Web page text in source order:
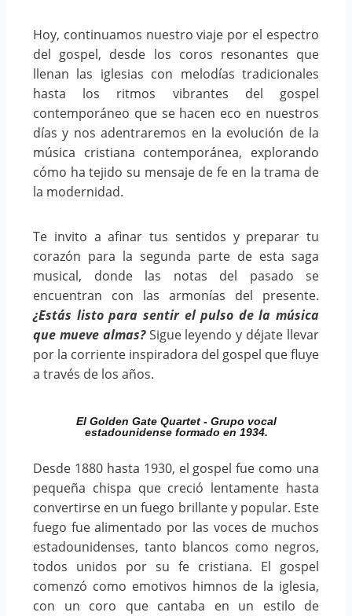
Hoy, continuamos nuestro viaje por el espectro
del gospel, desde los coros resonantes que
llenan las iglesias con melodías tradicionales
hasta los ritmos vibrantes del gospel
contemporáneo que se hacen eco en nuestros
días y nos adentraremos en la evolución de la
música cristiana contemporánea, explorando
cómo ha tejido su mensaje de fe en la trama de
la modernidad.
Te invito a afinar tus sentidos y preparar tu
corazón para la segunda parte de esta saga
musical, donde las notas del pasado se
encuentran con las armonías del presente.
¿Estás listo para sentir el pulso de la música
que mueve almas?Sigue leyendo y déjate llevar
por la corriente inspiradora del gospel que fluye
a través de los años.
El Golden Gate Quartet - Grupo vocal
estadounidense formado en 1934.
Desde 1880 hasta 1930, el gospel fue como una
pequeña chispa que creció lentamente hasta
convertirse en un fuego brillante y popular. Este
fuego fue alimentado por las voces de muchos
estadounidenses, tanto blancos como negros,
todos unidos por su fe cristiana. El gospel
comenzó como emotivos himnos de la iglesia,
con un coro que cantaba en un estilo de